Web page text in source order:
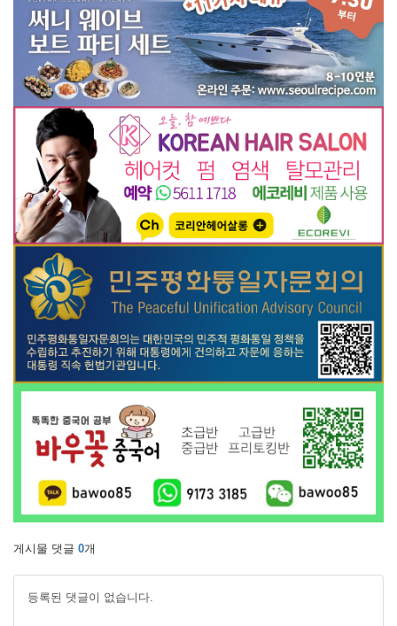
게시물 댓글 0개
등록된 댓글이 없습니다.